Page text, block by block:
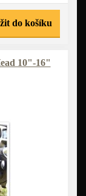
do košíku
10"-16"